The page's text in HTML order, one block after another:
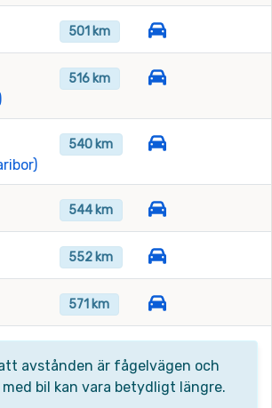
501 km
516 km
540 km
544 km
552 km
571 km
avstånden är fågelvägen och
bil kan vara betydligt längre.